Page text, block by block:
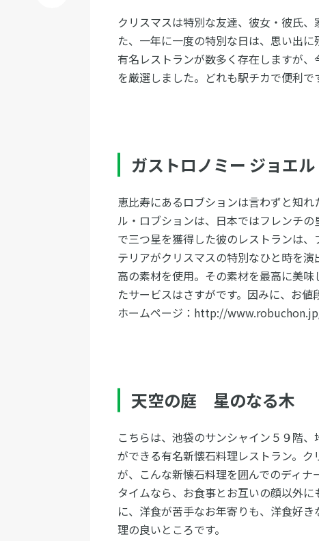
クリスマスは特別な友達、彼女・彼氏
た、一年に一度の特別な日は、思い出
有名レストランが数多く存在しますが
を厳選しました。どれも駅チカで便利
ガストロノミー ジョエ
恵比寿にあるロブションは言わずと知
ル・ロブションは、日本ではフレンチ
で三つ星を獲得した彼のレストランは
テリアがクリスマスの特別なひと時を
高の素材を使用。その素材を最高に美
たサービスはさすがです。因みに、お値
ホームページ：http://
天空の庭 星のなる木
こちらは、池袋のサンシャイン５９階
ができる有名新懐石料理レストラン。
が、こんな新懐石料理を囲んでのディ
タイムなら、お食事とお互いの顔以外
に、洋食が苦手なお年寄りも、洋食好
理の良いところです。